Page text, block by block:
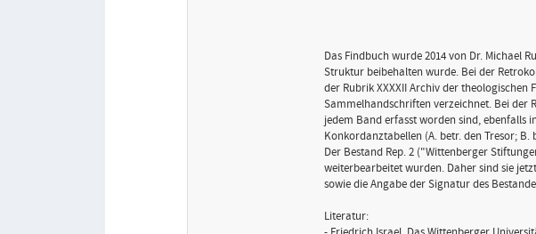
Das Findbuch wurde 2014 von Dr. Michael
Struktur beibehalten wurde. Bei der
der Rubrik XXXXII Archiv der
Sammelhandschriften verzeichnet. Bei der
jedem Band erfasst worden sind,
Konkordanztabellen (A. betr. den Tresor;
Der Bestand Rep. 2 ("Wittenberger
weiterbearbeitet wurden. Daher sind sie
sowie die Angabe der Signatur des
Literatur: